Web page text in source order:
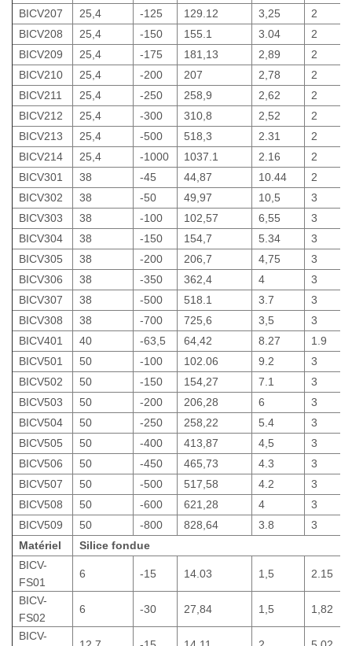
BICV207
25,4 -125 129.12 3,25
2
BICV208
25,4 -150 155.1 3.04
2
BICV209
25,4 -175 181,13 2,89
2
BICV210
25,4 -200 207 2,78
2
BICV211
25,4 -250 258,9 2,62
2
BICV212
25,4 -300 310,8 2,52
2
BICV213
25,4 -500 518,3 2.31
2
BICV214
25,4 -1000 1037.1 2.16
2
BICV301
38 -45 44,87 10.44
2
BICV302
38 -50 49,97 10,5
3
BICV303
38 -100 102,57 6,55
3
BICV304
38 -150 154,7 5.34
3
BICV305
38 -200 206,7 4,75
3
BICV306
38 -350 362,4 4
3
BICV307
38 -500 518.1 3.7
3
BICV308
38 -700 725,6 3,5
3
BICV401
40 -63,5 64,42 8.27
1.9
BICV501
50 -100 102.06 9.2
3
BICV502
50 -150 154,27 7.1
3
BICV503
50 -200 206,28 6
3
BICV504
50 -250 258,22 5.4
3
BICV505
50 -400 413,87 4,5
3
BICV506
50 -450 465,73 4.3
3
BICV507
50 -500 517,58 4.2
3
BICV508
50 -600 621,28 4
3
BICV509
50 -800 828,64 3.8
3
Matériel
Silice fondue
BICV-
FS01
6 -15 14.03 1,5 2.15
BICV-
FS02
6 -30 27,84 1,5 1,82
BICV-